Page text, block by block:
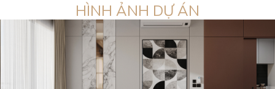
HÌNH ẢNH DỰ ÁN